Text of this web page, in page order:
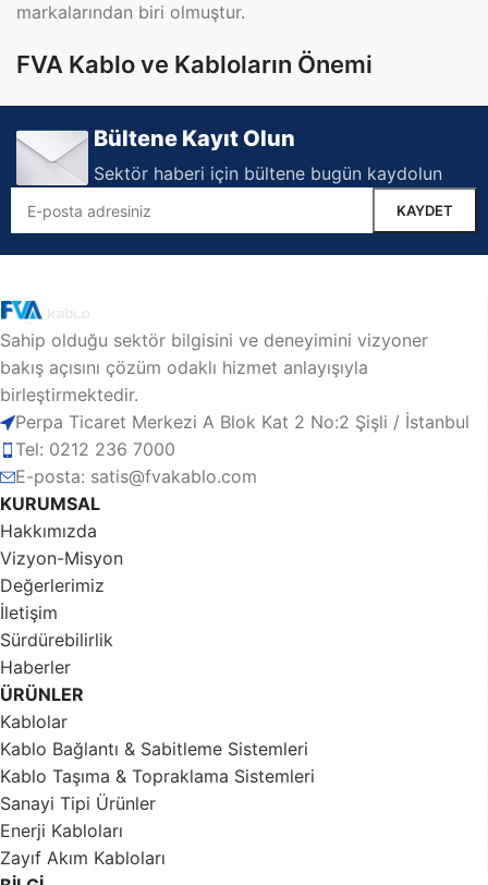
markalarından biri olmuştur.
FVA Kablo ve Kabloların Önemi
iletimini güvenli ve kesintisiz bir şekilde sağlamak için
tasarlanmıştır. Elektrik sistemlerinde kullanılan
kritik bir faktördür. Bu nedenle,
gereksinimleri karşılayan ve uzun ömürlü kullanım
FVA Kablolarının Genel Özellikleri
Yüksek İletkenlik:
Bakır veya alüminyum iletkenli
yapıları ile düşük direnç sağlayarak enerji kaybını
minimize eder.
Yalıtım Kalitesi:
PVC, XLPE ve özel kompozit
malzemelerden üretilen yalıtım katmanları, güvenliği
artırır ve dış etkenlere karşı koruma sağlar.
Alev Geciktirici Özellik:
üretilen FVA kabloları, yangın durumunda alev
yayılmasını önleyerek güvenliği artırır.
Dış Ortam Dayanıklılığı:
kimyasallara ve darbelere karşı yüksek direnç sunar.
Esneklik ve Kolay Montaj:
esneklik seviyelerine sahip olup, hızlı ve kolay montaj
avantajı sağlar.
FVA Kablo Kategorileri ve Kullanım
Alanları
1. Enerji Kabloları:
Bültene Kayıt Olun
Sektör haberi için bültene bugün kaydolun
Sahip olduğu sektör bilgisini ve deneyimini vizyoner
bakış açısını çözüm odaklı hizmet anlayışıyla
birleştirmektedir.
Perpa Ticaret Merkezi A Blok Kat 2 No:2 Şişli / İstanbul
Tel: 0212 236 7000
E-posta: satis@fvakablo.com
KURUMSAL
Hakkımızda
Vizyon-Misyon
Değerlerimiz
İletişim
Sürdürebilirlik
Haberler
ÜRÜNLER
Kablolar
Kablo Bağlantı & Sabitleme Sistemleri
Kablo Taşıma & Topraklama Sistemleri
Sanayi Tipi Ürünler
Enerji Kabloları
Zayıf Akım Kabloları